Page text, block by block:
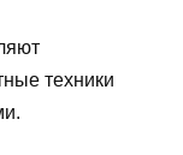
техники